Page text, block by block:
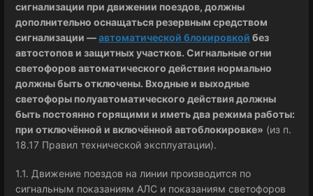
сигнализации при движении поездов, должны
дополнительно оснащаться резервным средством
сигнализации —автоматической блокировкой без
автостопов и защитных участков. Сигнальные огни
светофоров автоматического действия нормально
должны быть отключены. Входные и выходные
светофоры полуавтоматического действия должны
быть постоянно горящими и иметь два режима работы:
при отключённой и включённой автоблокировке» (из п.
18.17 Правил технической эксплуатации).
1.1. Движение поездов на линии производится по
сигнальным показаниям АЛС и показаниям светофоров